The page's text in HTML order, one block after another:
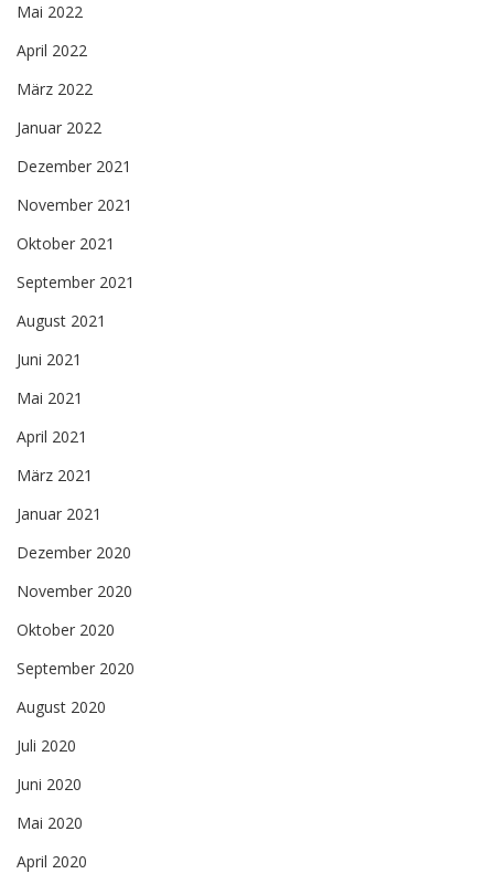
Mai 2022
April 2022
März 2022
Januar 2022
Dezember 2021
November 2021
Oktober 2021
September 2021
August 2021
Juni 2021
Mai 2021
April 2021
März 2021
Januar 2021
Dezember 2020
November 2020
Oktober 2020
September 2020
August 2020
Juli 2020
Juni 2020
Mai 2020
April 2020